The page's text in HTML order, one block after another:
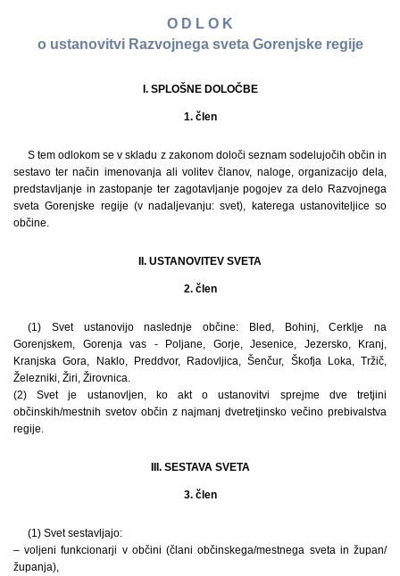
O D L O K
o ustanovitvi Razvojnega sveta Gorenjske regije
I. SPLOŠNE DOLOČBE
1. člen
S tem odlokom se v skladu z zakonom določi seznam sodelujočih občin in
sestavo ter način imenovanja ali volitev članov, naloge, organizacijo dela,
predstavljanje in zastopanje ter zagotavljanje pogojev za delo Razvojnega
sveta Gorenjske regije (v nadaljevanju: svet), katerega ustanoviteljice so
občine.
II. USTANOVITEV SVETA
2. člen
(1) Svet ustanovijo naslednje občine: Bled, Bohinj, Cerklje na
Gorenjskem, Gorenja vas - Poljane, Gorje, Jesenice, Jezersko, Kranj,
Kranjska Gora, Naklo, Preddvor, Radovljica, Šenčur, Škofja Loka, Tržič,
Železniki, Žiri, Žirovnica.
(2) Svet je ustanovljen, ko akt o ustanovitvi sprejme dve tretjini
občinskih/mestnih svetov občin z najmanj dvetretjinsko večino prebivalstva
regije.
III. SESTAVA SVETA
3. člen
(1) Svet sestavljajo:
– voljeni funkcionarji v občini (člani občinskega/mestnega sveta in župan/
županja),